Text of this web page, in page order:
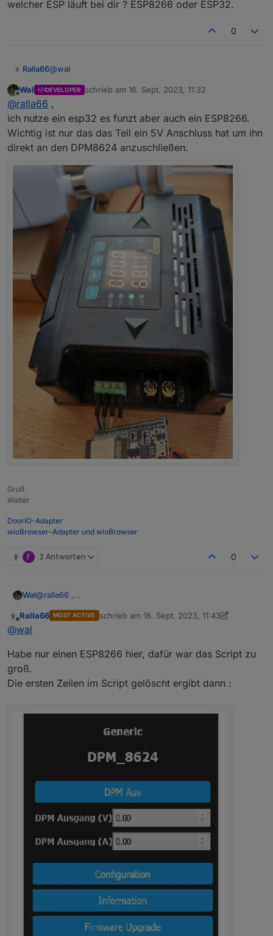
welcher ESP läuft bei dir ? ESP8266 oder ESP32.
0
Ralla66@wal
welcher ESP läuft bei dir ? ESP8266 oder ESP32.
Offline
Wal DEVELOPER schrieb am 16. Sept. 2023, 11:32
zuletzt editiert von
@ralla66 ,
ich nutze ein esp32 es funzt aber auch ein ESP8266.
Wichtig ist nur das das Teil ein 5V Anschluss hat um ihn
direkt an den DPM8624 anzuschließen.
Gruß
Walter
DoorIO-Adapter
wioBrowser-Adapter und wioBrowser
F 2 Antworten 0
Wal@ralla66
Wichtig ist nur das das Teil ein 5V Anschluss hat um ihn
Offline
Ralla66 MOST ACTIVE schrieb am 16. Sept. 2023, 11:43
zuletzt editiert von Ralla66
@wal
Habe nur einen ESP8266 hier, dafür war das Script zu
groß.
Die ersten Zeilen im Script gelöscht ergibt dann :